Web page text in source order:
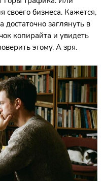
своего бизнеса. Кажется,
достаточно заглянуть в
копирайта и увидеть
этому. А зря.